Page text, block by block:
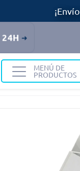
¡Envío
MENÚ DE
PRODUCTOS
Corazón Carvedilol